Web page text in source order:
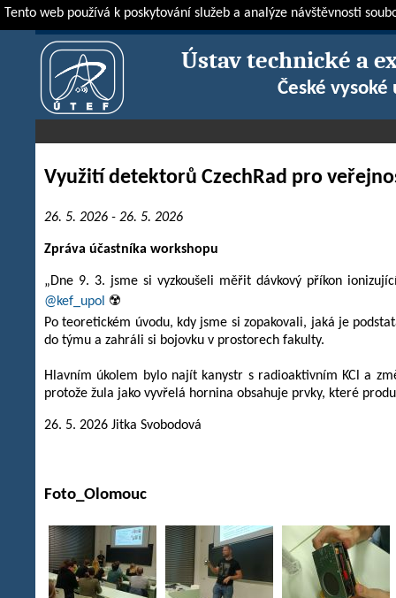
ÚTEF Novinky Stalo se Využití detektorů CzechRad pro
Ústav technické a
České
Využití detektorů CzechRad pro
26. 5. 2026 - 26. 5. 2026
Zpráva účastníka workshopu
„Dne 9. 3. jsme si vyzkoušeli měřit dávkový příkon
@kef_upol ☢️
Po teoretickém úvodu, kdy jsme si zopakovali, jaká je
do týmu a zahráli si bojovku v prostorech fakulty.
Hlavním úkolem bylo najít kanystr s radioaktivním KCl a
protože žula jako vyvřelá hornina obsahuje prvky, které
26. 5. 2026 Jitka Svobodová
Foto_Olomouc
Tento web používá k poskytování služeb a analýze návštěvnosti